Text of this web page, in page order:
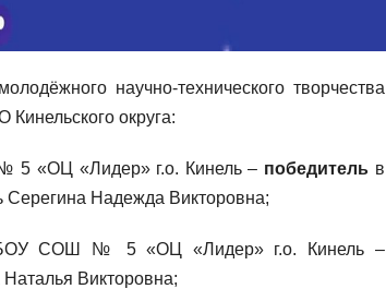
научно-технического творчества
округа:
«ОЦ «Лидер» г.о. Кинель – победительв
Серегина Надежда Викторовна;
СОШ № 5 «ОЦ «Лидер» г.о. Кинель –
Викторовна;